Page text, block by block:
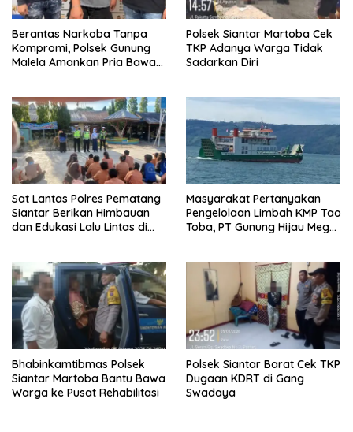
Berantas Narkoba Tanpa
Kompromi, Polsek Gunung
Malela Amankan Pria Bawa
Polsek Siantar Martoba Cek
TKP Adanya Warga Tidak
Sadarkan Diri
Sat Lantas Polres Pematang
Siantar Berikan Himbauan
dan Edukasi Lalu Lintas di
Masyarakat Pertanyakan
Pengelolaan Limbah KMP Tao
Toba, PT Gunung Hijau Mega
Bhabinkamtibmas Polsek
Siantar Martoba Bantu Bawa
Warga ke Pusat Rehabilitasi
Polsek Siantar Barat Cek TKP
Dugaan KDRT di Gang
Swadaya